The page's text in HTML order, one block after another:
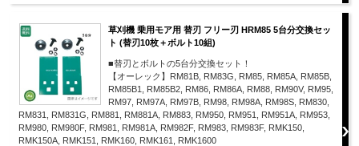
草刈機 乗用モア用 替刃 フリー刃 HRM85 5台分交換セッ
ト (替刃10枚＋ボルト10組)
■替刃とボルトの5台分交換セット！
【オーレック】RM81B, RM83G, RM85, RM85A, RM85B,
RM85B1, RM85B2, RM86, RM86A, RM88, RM90V, RM95,
RM97, RM97A, RM97B, RM98, RM98A, RM98S, RM830,
RM831, RM831G, RM881, RM881A, RM883, RM950, RM951, RM951A, RM953,
RM980, RM980F, RM981, RM981A, RM982F, RM983, RM983F, RMK150,
RMK150A, RMK151, RMK160, RMK161, RMK1600